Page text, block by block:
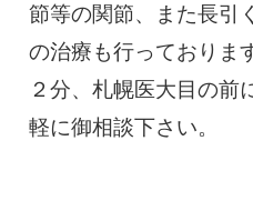
節等の関節、また長引
の治療も行っておりま
２分、札幌医大目の前
軽に御相談下さい。